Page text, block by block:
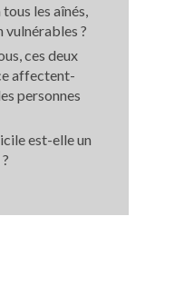
les aînés,
vulnérables ?
ces deux
affectent-
personnes
est-elle un